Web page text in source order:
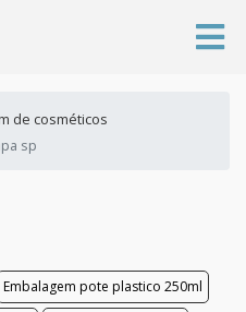
de cosméticos
sp
Embalagem pote plastico 250ml